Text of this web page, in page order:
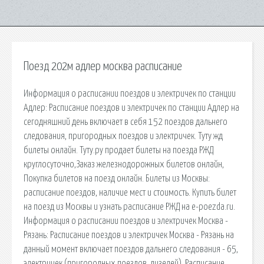
Поезд 202м адлер москва расписание
Информация о расписании поездов и электричек по станции
Адлер: Расписание поездов и электричек по станции Адлер на
сегодняшний день включает в себя 152 поездов дальнего
следования, пригородных поездов и электричек. Туту жд
билеты онлайн. Туту.ру продает билеты на поезда РЖД
круглосуточно,Заказ железнодорожных билетов онлайн,
Покупка билетов на поезд онлайн. Билеты из Москвы:
расписание поездов, наличие мест и стоимость. Купить билет
на поезд из Москвы и узнать расписание РЖД на e-poezda.ru.
Информация о расписании поездов и электричек Москва -
Рязань: Расписание поездов и электричек Москва - Рязань на
данный момент включает поездов дальнего следования - 65,